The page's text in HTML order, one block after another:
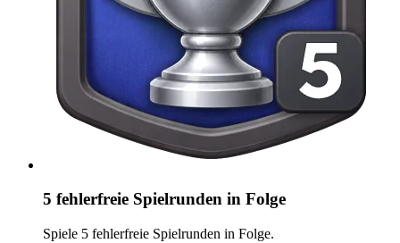
5 fehlerfreie Spielrunden in Folge
Spiele 5 fehlerfreie Spielrunden in Folge.